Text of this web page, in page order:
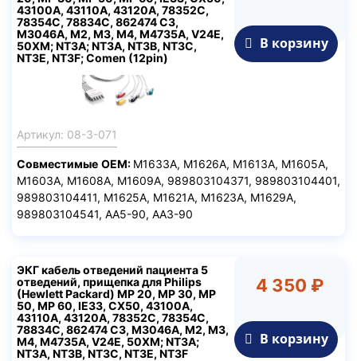
В корзину
43100A, 43110A, 43120A, 78352C,
78354C, 78834C, 862474 C3,
М3046А, M2, M3, M4, M4735A, V24E,
50XM; NT3A; NT3A, NT3B, NT3C,
NT3E, NT3F; Comen (12pin)
Артикул: 08-3-071
Совместимые ОЕМ: M1633A, M1626A, M1613A, M1605A,
M1603A, M1608A, M1609A, 989803104371, 989803104401,
989803104411, M1625A, M1621A, M1623A, M1629A,
989803104541, AA5-90, AA3-90
4 350 ₽
В корзину
ЭКГ кабель отведений пациента 5
отведений, прищепка для Philips
(Hewlett Packard) MP 20, MP 30, MP
50, MP 60, IE33, CX50, 43100A,
43110A, 43120A, 78352C, 78354C,
78834C, 862474 C3, М3046А, M2, M3,
M4, M4735A, V24E, 50XM; NT3A;
NT3A, NT3B, NT3C, NT3E, NT3F